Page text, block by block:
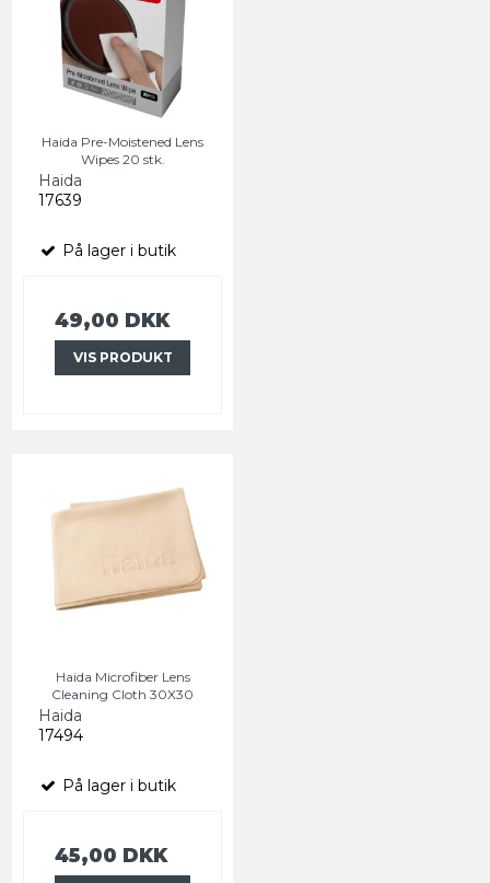
Haida Pre-Moistened Lens
Wipes 20 stk.
Haida
17639
På lager i butik
49,00 DKK
VIS PRODUKT
Haida Microfiber Lens
Cleaning Cloth 30X30
Haida
17494
På lager i butik
45,00 DKK